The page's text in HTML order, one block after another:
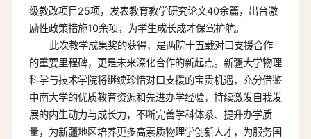
级教改项目25项，发表教育教学研究论文40余篇，出台激
励性政策措施10余项，为学生成长成才保驾护航。
此次教学成果奖的获得，是两院十五载对口支援合作
的重要里程碑，更是未来深化合作的新起点。新疆大学物理
科学与技术学院将继续珍惜对口支援的宝贵机遇，充分借鉴
中南大学的优质教育资源和先进办学经验，持续激发自我发
展的内生动力与成长力，不断完善学科体系、提升办学质
量，为新疆地区培养更多高素质物理学创新人才，为服务国